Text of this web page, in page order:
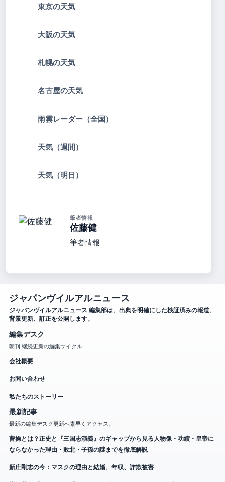
東京の天気
大阪の天気
札幌の天気
名古屋の天気
雨雲レーダー（全国）
天気（週間）
天気（明日）
筆者情報
佐藤健
筆者情報
ジャパンヴイルアルニュース
ジャパンヴイルアルニュース 編集部は、出典を明確にした検証済みの報道、
背景更新、訂正を公開します。
編集デスク
朝刊 継続更新の編集サイクル
会社概要
お問い合わせ
私たちのストーリー
最新記事
最新の編集デスク更新へ素早くアクセス。
曹操とは？正史と『三国志演義』のギャップから見る人物像・功績・皇帝に
ならなかった理由・敗北・子孫の謎までを徹底解説
新庄剛志の今：マスクの理由と結婚、年収、詐欺被害